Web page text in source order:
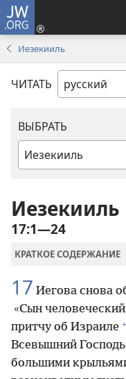
JW.ORG
Иезекииль
ЧИТАТЬ
ВЫБРАТЬ
по
Библии
Иезекииль
17:1—24
КРАТКОЕ СОДЕРЖАНИЕ
17 Иегова снова
«Сын
притчу об Израиле +
Всевышний
большими